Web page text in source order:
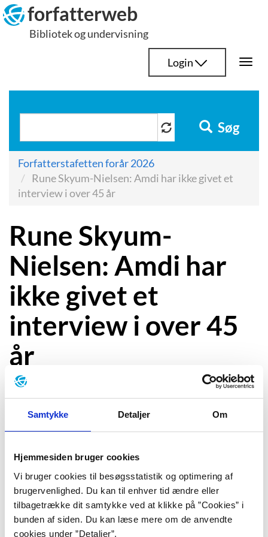
Samtykke Detaljer Om
Hjemmesiden bruger cookies
Vi bruger cookies til besøgsstatistik og optimering af
brugervenlighed. Du kan til enhver tid ændre eller
tilbagetrække dit samtykke ved at klikke på ”Cookies” i
bunden af siden. Du kan læse mere om de anvendte
cookies under ”Detaljer”.
Hop
til
indhold
forfatterweb
Bibliotek og undervisning
Login
Søg
Forfatterstafetten forår 2026
Rune Skyum-Nielsen: Amdi har ikke givet et
interview i over 45 år
Rune Skyum-
Nielsen: Amdi har
ikke givet et
interview i over 45
år
Vi har besøgt journalist og forfatter Rune Skyum-
Nielsen i hans skriveværksted i København. Her har
bliver til"og"Amdi forsvinder"
fortæller historien om Tvind og bevægelsens leder,
Mogens Amdi Pedersen, og som Rune Skyum-Nielsen
har fået Publicistklubbens hæderspris for. På væggen
bag Rune hænger sporene af et enormt